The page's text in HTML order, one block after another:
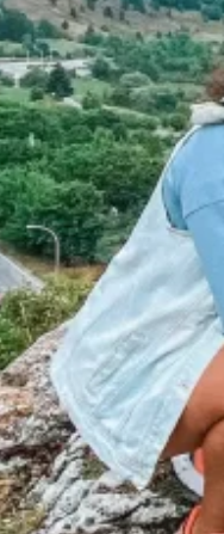
speciale fino al 30%
e avere
sconto
tuo prossimo
valido e
ufficiale di
inserendo il Paese
gratuita e
ericevi